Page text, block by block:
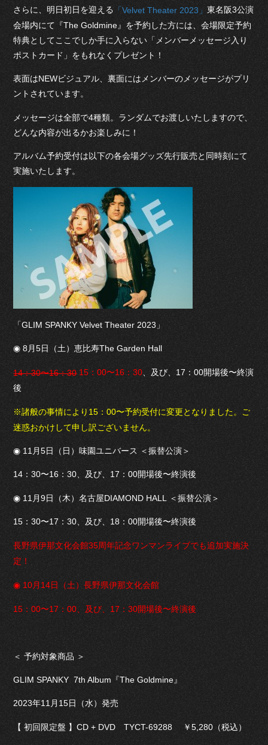
さらに、明日初日を迎える 「Velvet Theater 2023」東名阪3公演
会場内にて『The Goldmine』を予約した方には、会場限定予約
特典としてここでしか手に入らない「メンバーメッセージ入り
ポストカード」をもれなくプレゼント！
表面はNEWビジュアル、裏面にはメンバーのメッセージがプリ
ントされています。
メッセージは全部で4種類。ランダムでお渡しいたしますので、
どんな内容が出るかお楽しみに！
アルバム予約受付は以下の各会場グッズ先行販売と同時刻にて
実施いたします。
「GLIM SPANKY Velvet Theater 2023」
◉ 8月5日（土）恵比寿The Garden Hall
14：30〜16：3015：00〜16：30 、及び、17：00開場後〜終演
後
※諸般の事情により15：00〜予約受付に変更となりました。ご
迷惑おかけして申し訳ございません。
◉ 11月5日（日）味園ユニバース ＜振替公演＞
14：30〜16：30、及び、17：00開場後〜終演後
◉ 11月9日（木）名古屋DIAMOND HALL ＜振替公演＞
15：30〜17：30、及び、18：00開場後〜終演後
長野県伊那文化会館35周年記念ワンマンライブでも追加実施決
定！
◉ 10月14日（土）長野県伊那文化会館
15：00〜17：00、及び、17：30開場後〜終演後
＜ 予約対象商品 ＞
GLIM SPANKY 7th Album『The Goldmine』
2023年11月15日（水）発売
【 初回限定盤 】CD + DVD TYCT-69288 ￥5,280（税込）